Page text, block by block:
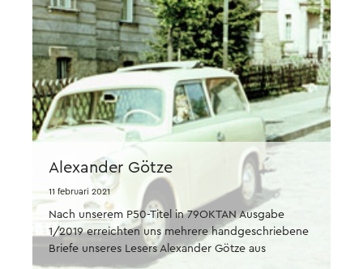
Alexander Götze
11 februari 2021
Nach unserem P50-Titel in 79OKTAN Ausgabe
1/2019 erreichten uns mehrere handgeschriebene
Briefe unseres Lesers Alexander Götze aus
Eberswalde, der uns obendrein mehrere Fotos